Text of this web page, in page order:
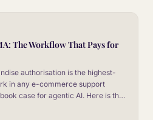
The Workflow That Pays for
authorisation is the highest-
in any e-commerce support
case for agentic AI. Here is the